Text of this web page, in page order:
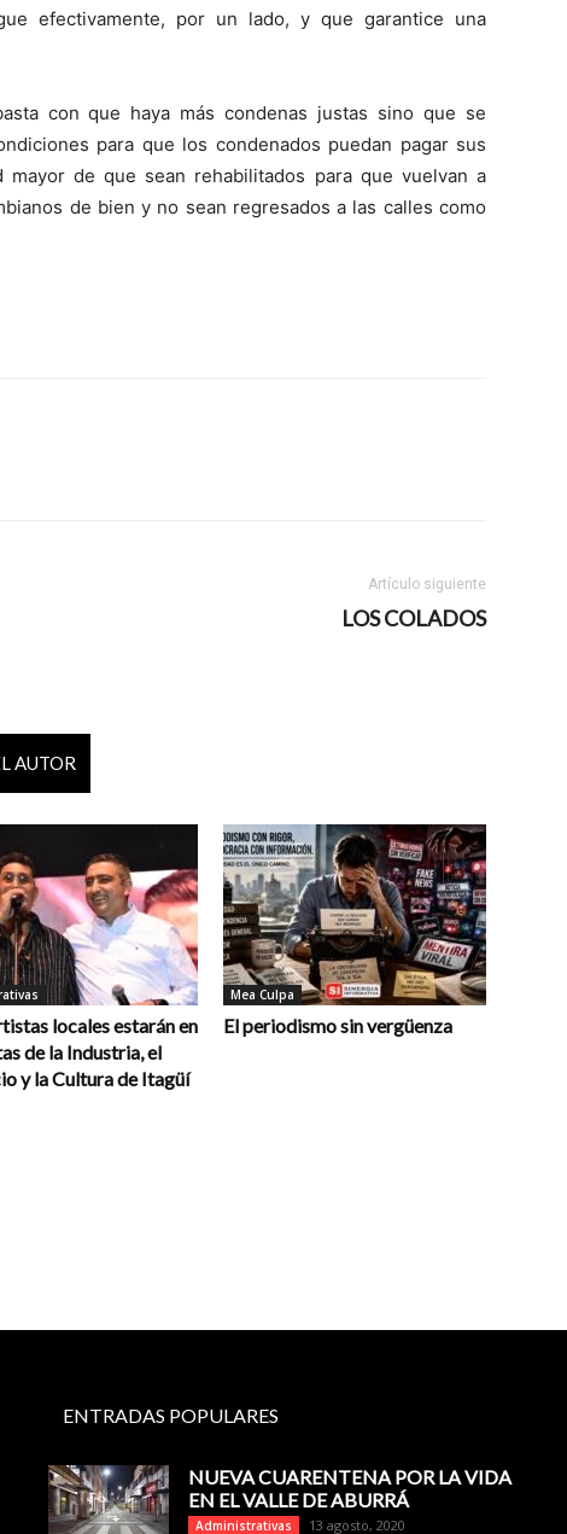
efectivamente, por un lado, y que garantice una
con que haya más condenas justas sino que se
para que los condenados puedan pagar sus
de que sean rehabilitados para que vuelvan a
de bien y no sean regresados a las calles como
Artículo siguiente
LOS COLADOS
AUTOR
locales estarán en
de la Industria, el
y la Cultura de Itagüí
Mea Culpa
El periodismo sin vergüenza
ENTRADAS POPULARES
NUEVA CUARENTENA POR LA VIDA
EN EL VALLE DE ABURRÁ
Administrativas 13 agosto, 2020